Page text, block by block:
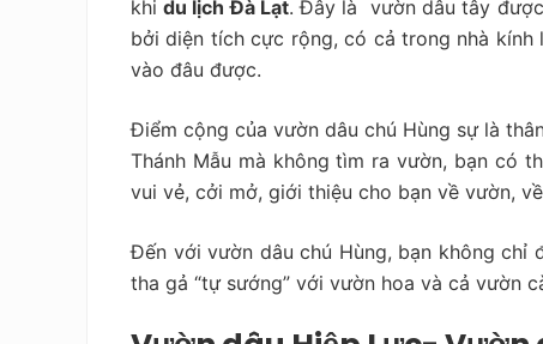
khidu lịch Đà Lạt. Đây là vườn dâu tây
bởi diện tích cực rộng, có cả trong nhà kính
vào đâu được.
Điểm cộng của vườn dâu chú Hùng sự là
Thánh Mẫu mà không tìm ra vườn, bạn có
vui vẻ, cởi mở, giới thiệu cho bạn về vườn,
Đến với vườn dâu chú Hùng, bạn không chỉ
tha gả “tự sướng” với vườn hoa và cả vườn